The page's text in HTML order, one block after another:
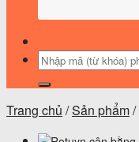
Tìm
Trang chủ /Sản phẩm/